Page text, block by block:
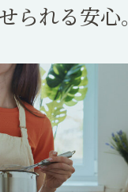
られる安心。